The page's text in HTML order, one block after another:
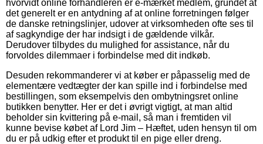
hvorvidt online forhandleren er e-mærket medlem, grundet at
det generelt er en antydning af at online forretningen følger
de danske retningslinjer, udover at virksomheden ofte ses til
af sagkyndige der har indsigt i de gældende vilkår.
Derudover tilbydes du mulighed for assistance, når du
forvoldes dilemmaer i forbindelse med dit indkøb.
Desuden rekommanderer vi at køber er påpasselig med de
elementære vedtægter der kan spille ind i forbindelse med
bestillingen, som eksempelvis den ombytningsret online
butikken benytter. Her er det i øvrigt vigtigt, at man altid
beholder sin kvittering på e-mail, så man i fremtiden vil
kunne bevise købet af Lord Jim – Hæftet, uden hensyn til om
du er på udkig efter et produkt til en pige eller dreng.